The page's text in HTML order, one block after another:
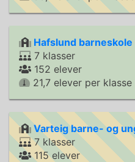
Hafslund barneskole
7 klasser
152 elever
21,7 elever per klasse
Varteig barne- og
7 klasser
115 elever